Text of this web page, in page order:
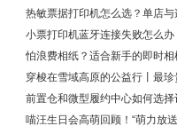
热敏票据打印机怎么选？单店
小票打印机蓝牙连接失败怎么
怕浪费相纸？适合新手的即时相
穿梭在雪域高原的公益行丨最
前置仓和微型履约中心如何选择
喵汪生日会高萌回顾！“萌力放